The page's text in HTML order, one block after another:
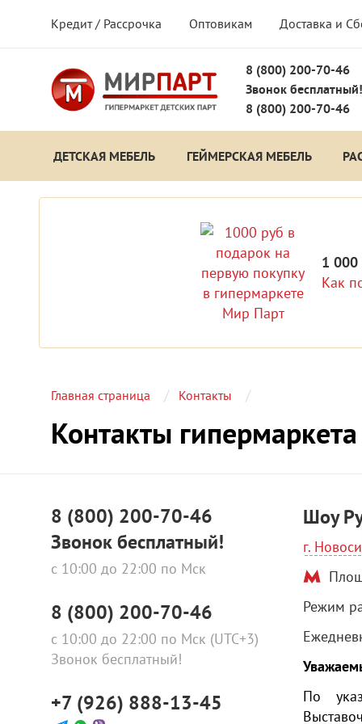
Кредит / Рассрочка Оптовикам Доставка и
8 (800) 200-70-46
Звонок бесплатный!
8 (800) 200-70-46
ДЕТСКАЯ МЕБЕЛЬ ГЕЙМЕРСКАЯ МЕБЕЛЬ
1 000
Как
Главная страница Контакты
Контакты
8 (800) 200-70-46
Звонок бесплатный!
с 10:00 до 22:00 по Мск
8 (800) 200-70-46
с 10:00 до 22:00 по Мск (UTC+3)
Звонок бесплатный!
+7 (926) 888-13-45
Шоу
г.
Режим
По